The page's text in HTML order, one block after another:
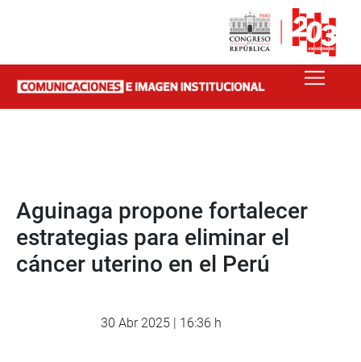
Aguinaga propone fortalecer
estrategias para eliminar el
cáncer uterino en el Perú
30 Abr 2025 | 16:36 h